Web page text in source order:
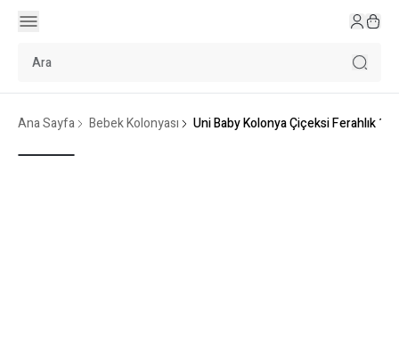
Ana Sayfa Bebek Kolonyası Uni Baby Kolonya Çiçeksi Ferahlık